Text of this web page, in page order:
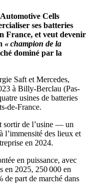
Cells
ses batteries
France, et veut devenir
« champion de la
dominé par la
Saft et Mercedes,
à Billy-Berclau (Pas-
usines de batteries
de-France.
sortir de l’usine — un
l’immensité des lieux et
en 2024.
en puissance, avec
en 2025, 250 000 en
de part de marché dans